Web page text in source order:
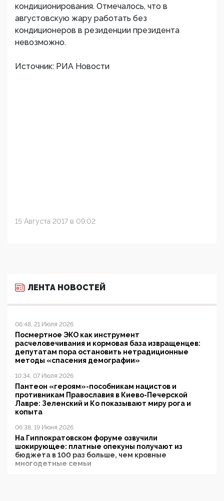
кондиционирования. Отмечалось, что в
августовскую жару работать без
кондиционеров в резиденции президента
невозможно.
Источник: РИА Новости
15 Августа 2017 в 09:02
ЛЕНТА НОВОСТЕЙ
06:48, 21 Июля 2026
Посмертное ЭКО как инструмент
расчеловечивания и кормовая база извращенцев:
депутатам пора остановить нетрадиционные
методы «спасения демографии»
10:34, 07 Июля 2026
Пантеон «героям»-пособникам нацистов и
противникам Православия в Киево-Печерской
Лавре: Зеленский и Ко показывают миру рога и
копыта
06:38, 19 Июня 2026
На Гиппократовском форуме озвучили
шокирующее: платные опекуны получают из
бюджета в 100 раз больше, чем кровные
многодетные семьи